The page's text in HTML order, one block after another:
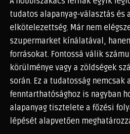
tudatos alapanyag-választás és
elkötelezettség. Már nem
szupermarket kínálatával,
forrásokat. Fontossá válik
körülménye vagy a zöldségek
során. Ez a tudatosság
fenntarthatósághoz is nagyban
alapanyag tisztelete a főzési
lépését alapvetően